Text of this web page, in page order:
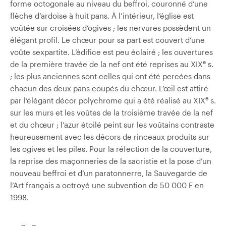
forme octogonale au niveau du beffroi, couronné d’une
flèche d’ardoise à huit pans. À l’intérieur, l’église est
voûtée sur croisées d’ogives ; les nervures possèdent un
élégant profil. Le chœur pour sa part est couvert d’une
voûte sexpartite. L’édifice est peu éclairé ; les ouvertures
de la première travée de la nef ont été reprises au XIXe s.
; les plus anciennes sont celles qui ont été percées dans
chacun des deux pans coupés du chœur. L’œil est attiré
par l’élégant décor polychrome qui a été réalisé au XIXe s.
sur les murs et les voûtes de la troisième travée de la nef
et du chœur ; l’azur étoilé peint sur les voûtains contraste
heureusement avec les décors de rinceaux produits sur
les ogives et les piles. Pour la réfection de la couverture,
la reprise des maçonneries de la sacristie et la pose d’un
nouveau beffroi et d’un paratonnerre, la Sauvegarde de
l’Art français a octroyé une subvention de 50 000 F en
1998.